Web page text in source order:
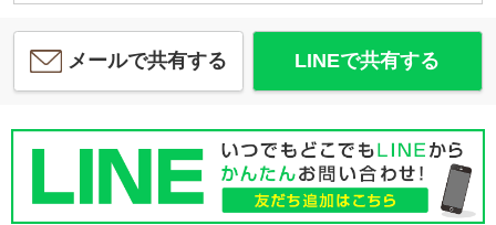
メールで共有する LINEで共有する